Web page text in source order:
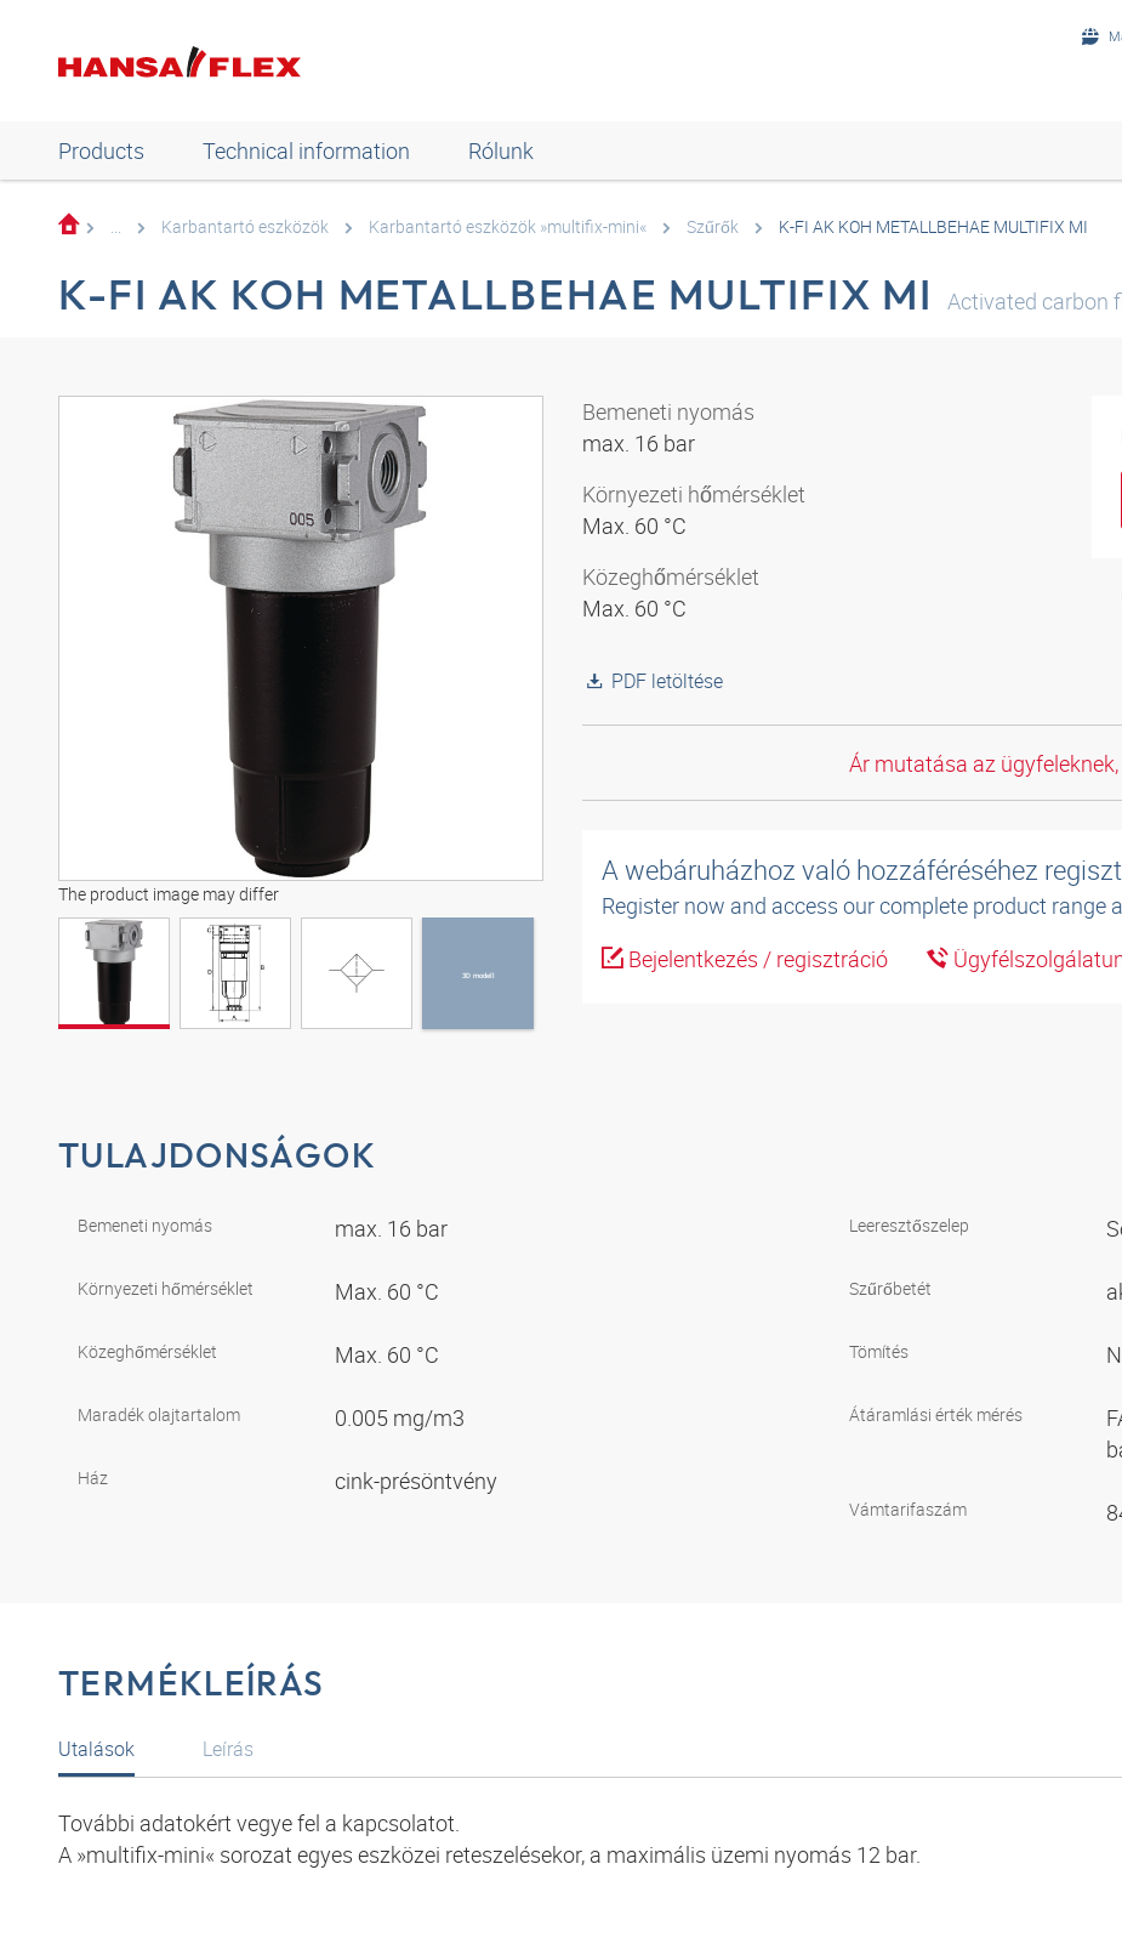
Products Technical information Rólunk
... Karbantartó eszközök Karbantartó eszközök »multifix-mini« Szűrők K-FI AK KOH METALLBEHAE MULTIFIX MI
K-FI AK KOH METALLBEHAE MULTIFIX MI Activated carbon
The product image may differ
3D modell
Bemeneti nyomás
max. 16 bar
Környezeti hőmérséklet
Max. 60 °C
Közeghőmérséklet
Max. 60 °C
PDF letöltése
Ár mutatása az
A webáruházhoz való hozzáféréséhez
Register now and access our complete product range
Bejelentkezés / regisztráció
TULAJDONSÁGOK
Bemeneti nyomás max. 16 bar
Környezeti hőmérséklet Max. 60 °C
Közeghőmérséklet Max. 60 °C
Maradék olajtartalom 0.005 mg/m3
Ház cink-présöntvény
Leeresztőszelep
Szűrőbetét
Tömítés
Átáramlási érték mérés
Vámtarifaszám
TERMÉKLEÍRÁS
Utalások
További adatokért vegye fel a kapcsolatot.
A »multifix-mini« sorozat egyes eszközei reteszelésekor, a maximális üzemi nyomás 12 bar.
Leírás